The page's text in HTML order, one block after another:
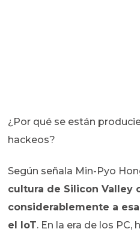
¿Por qué se están
hackeos?
Según señala Min-Pyo
cultura de Silicon Valley
considerablemente a
el IoT. En la era de los PC,